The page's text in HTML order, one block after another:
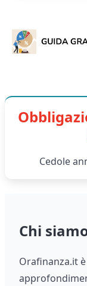
Cedole
Chi
Orafinanza.it